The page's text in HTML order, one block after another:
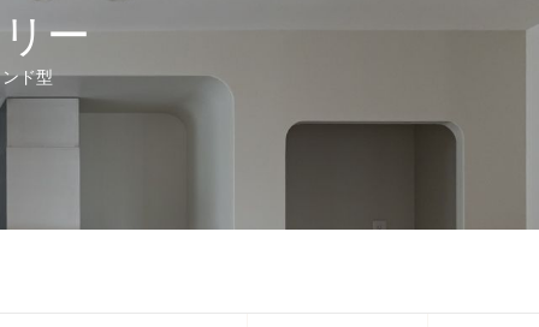
ー
ド型